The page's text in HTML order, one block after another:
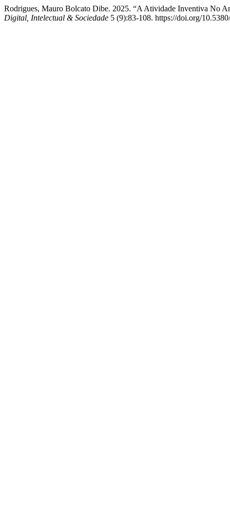
Rodrigues, Mauro Bolcato Dibe. 2025. “A Atividade Inventiva No
Digital, Intelectual & Sociedade 5 (9):83-108. https://doi.org/